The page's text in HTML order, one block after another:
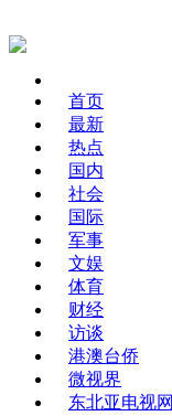
首页
最新
热点
国内
社会
国际
军事
文娱
体育
财经
访谈
港澳台侨
微视界
东北亚电视网